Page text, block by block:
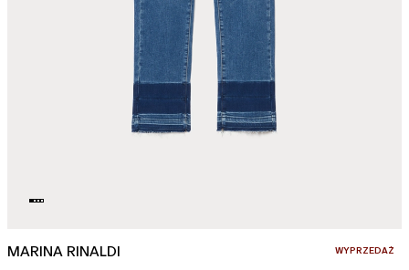
MARINA RINALDI :WYPRZEDAŻ